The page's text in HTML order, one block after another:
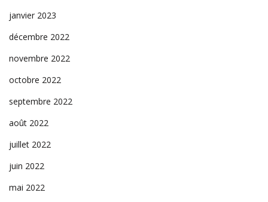
janvier 2023
décembre 2022
novembre 2022
octobre 2022
septembre 2022
août 2022
juillet 2022
juin 2022
mai 2022